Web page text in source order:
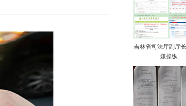
吉林省司法厅副厅
嫌操纵